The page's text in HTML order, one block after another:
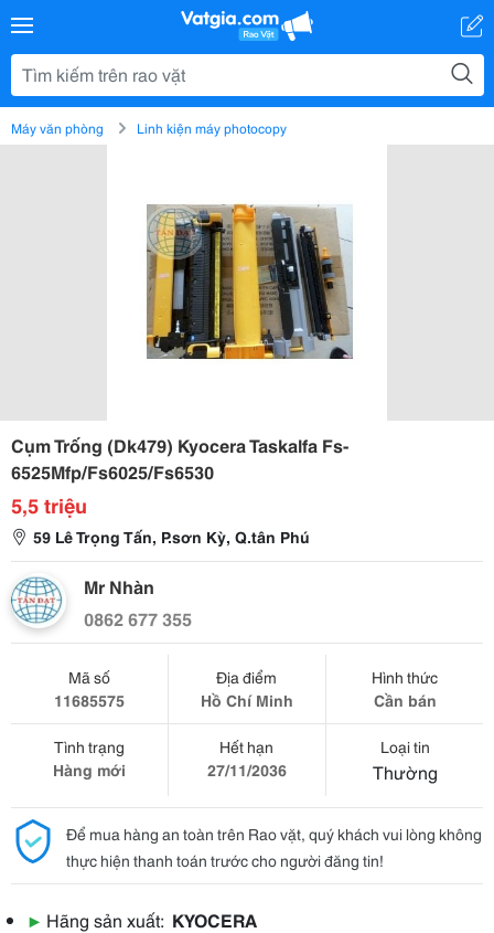
Máy văn phòng Linh kiện máy photocopy
Cụm Trống (Dk479) Kyocera Taskalfa Fs-
6525Mfp/Fs6025/Fs6530
5,5 triệu
59 Lê Trọng Tấn, P.sơn Kỳ, Q.tân Phú
Mr Nhàn
0862 677 355
Mã số
11685575
Địa điểm
Hồ Chí Minh
Hình thức
Cần bán
Tình trạng
Hàng mới
Hết hạn
27/11/2036
Loại tin
Thường
Để mua hàng an toàn trên Rao vặt, quý khách vui lòng không
thực hiện thanh toán trước cho người đăng tin!
▶ Hãng sản xuất: KYOCERA